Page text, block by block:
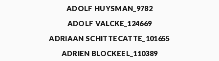
ADOLF HUYSMAN_9782
ADOLF VALCKE_124669
ADRIAAN SCHITTECATTE_101655
ADRIEN BLOCKEEL_110389